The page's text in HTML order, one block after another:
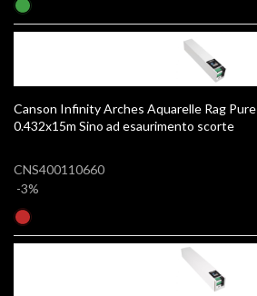
Canson Infinity Arches Aquarelle Rag
0.432x15m Sino ad esaurimento scorte
CNS400110660
-3%